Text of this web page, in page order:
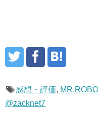
感想・評価,
@zacknet7